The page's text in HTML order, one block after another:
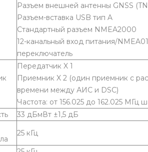
Разъем внешней антенны GNSS
Разъем-вставка USB тип A
Стандартный разъем NMEA2000
12-канальный вход питания/
переключатель
Передатчик X 1
Приемник X 2 (один приемник с
времени между АИС и DSC)
Частота: от 156.025 до 162.025 МГц
33 дБмВт ±1,5 дБ
25 кГц